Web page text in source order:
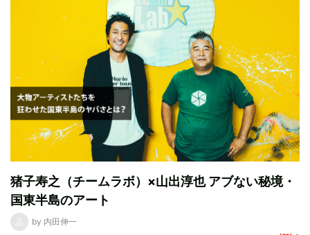
猪子寿之（チームラボ）×山出淳也 アブない秘境・
国東半島のアート
by 内田伸一